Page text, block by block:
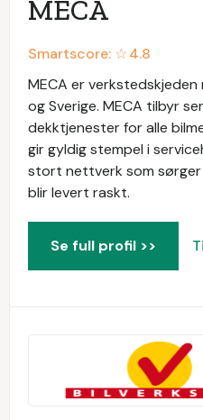
MECA
Smartscore: ☆4.8
MECA er
og Sverige. MECA tilbyr
dekktjenester for alle
gir gyldig stempel i
stort nettverk som
blir levert raskt.
Se full profil >>